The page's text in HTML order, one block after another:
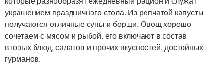
украшением праздничного стола. Из репчатой капусты
получаются отличные супы и борщи. Овощ хорошо
сочетаем с мясом и рыбой, его включают в состав
вторых блюд, салатов и прочих вкусностей, достойных
гурманов.